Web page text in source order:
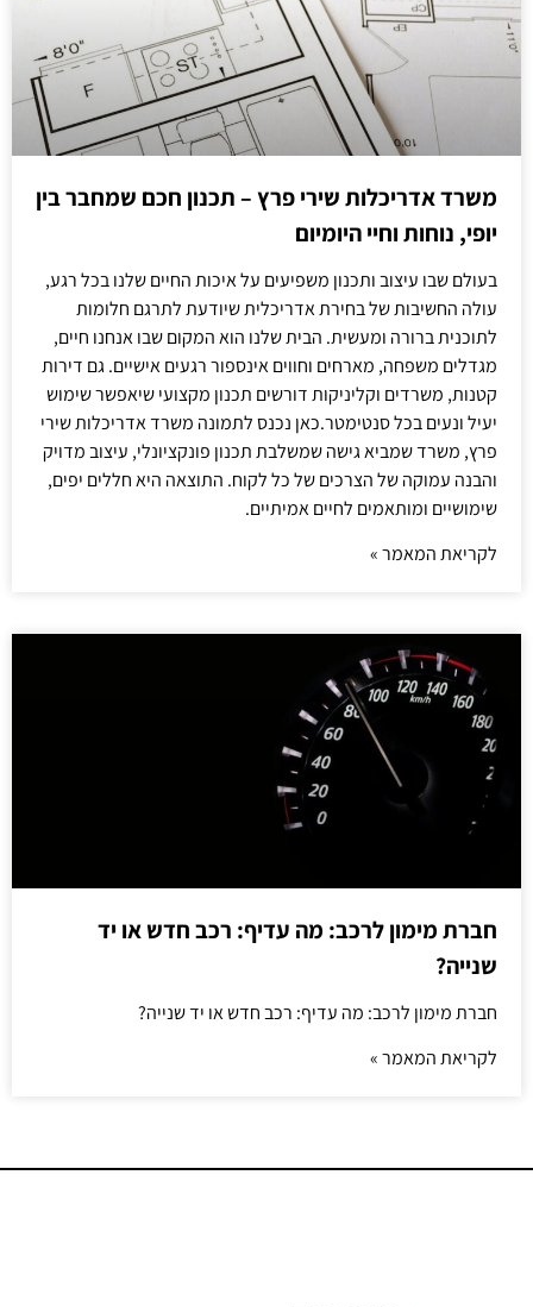
משרד אדריכלות שירי פרץ – תכנון חכם שמחבר בין
יופי, נוחות וחיי היומיום
בעולם שבו עיצוב ותכנון משפיעים על איכות החיים שלנו בכל רגע,
עולה החשיבות של בחירת אדריכלית שיודעת לתרגם חלומות
לתוכנית ברורה ומעשית. הבית שלנו הוא המקום שבו אנחנו חיים,
מגדלים משפחה, מארחים וחווים אינספור רגעים אישיים. גם דירות
קטנות, משרדים וקליניקות דורשים תכנון מקצועי שיאפשר שימוש
יעיל ונעים בכל סנטימטר.כאן נכנס לתמונה משרד אדריכלות שירי
פרץ, משרד שמביא גישה שמשלבת תכנון פונקציונלי, עיצוב מדויק
והבנה עמוקה של הצרכים של כל לקוח. התוצאה היא חללים יפים,
שימושיים ומותאמים לחיים אמיתיים.
לקריאת המאמר »
חברת מימון לרכב: מה עדיף: רכב חדש או יד
שנייה?
חברת מימון לרכב: מה עדיף: רכב חדש או יד שנייה?
לקריאת המאמר »